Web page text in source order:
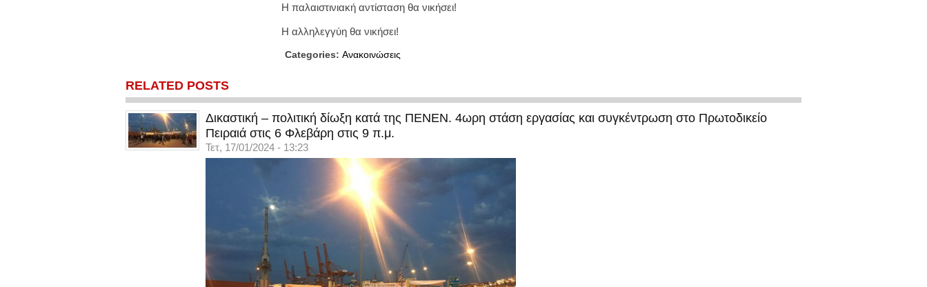
Η παλαιστινιακή αντίσταση θα νικήσει!
Η αλληλεγγύη θα νικήσει!
Categories: Ανακοινώσεις
RELATED POSTS
Δικαστική – πολιτική δίωξη κατά της ΠΕΝΕΝ. 4ωρη στάση εργασίας και συγκέντρωση στο Πρωτοδικείο
Πειραιά στις 6 Φλεβάρη στις 9 π.μ.
Τετ, 17/01/2024 - 13:23